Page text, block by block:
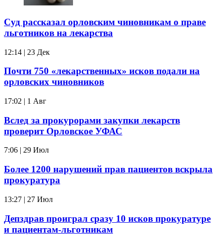
Суд рассказал орловским чиновникам о праве
льготников на лекарства
12:14 | 23 Дек
Почти 750 «лекарственных» исков подали на
орловских чиновников
17:02 | 1 Авг
Вслед за прокурорами закупки лекарств
проверит Орловское УФАС
7:06 | 29 Июл
Более 1200 нарушений прав пациентов вскрыла
прокуратура
13:27 | 27 Июл
Депздрав проиграл сразу 10 исков прокуратуре
и пациентам-льготникам